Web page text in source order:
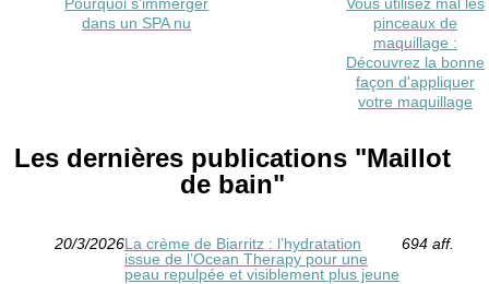
dans un SPA nu
pinceaux de
maquillage :
Découvrez la bonne
façon d'appliquer
votre maquillage
Les dernières publications "Maillot
de bain"
20/3/2026La crème de Biarritz : l’hydratation
issue de l’Ocean Therapy pour une
peau repulpée et visiblement plus jeune
694 aff.